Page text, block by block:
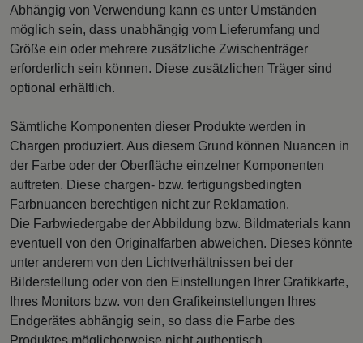
Abhängig von Verwendung kann es unter Umständen
möglich sein, dass unabhängig vom Lieferumfang und
Größe ein oder mehrere zusätzliche Zwischenträger
erforderlich sein können. Diese zusätzlichen Träger sind
optional erhältlich.
Sämtliche Komponenten dieser Produkte werden in
Chargen produziert. Aus diesem Grund können Nuancen in
der Farbe oder der Oberfläche einzelner Komponenten
auftreten. Diese chargen- bzw. fertigungsbedingten
Farbnuancen berechtigen nicht zur Reklamation.
Die Farbwiedergabe der Abbildung bzw. Bildmaterials kann
eventuell von den Originalfarben abweichen. Dieses könnte
unter anderem von den Lichtverhältnissen bei der
Bilderstellung oder von den Einstellungen Ihrer Grafikkarte,
Ihres Monitors bzw. von den Grafikeinstellungen Ihres
Endgerätes abhängig sein, so dass die Farbe des
Produktes möglicherweise nicht authentisch